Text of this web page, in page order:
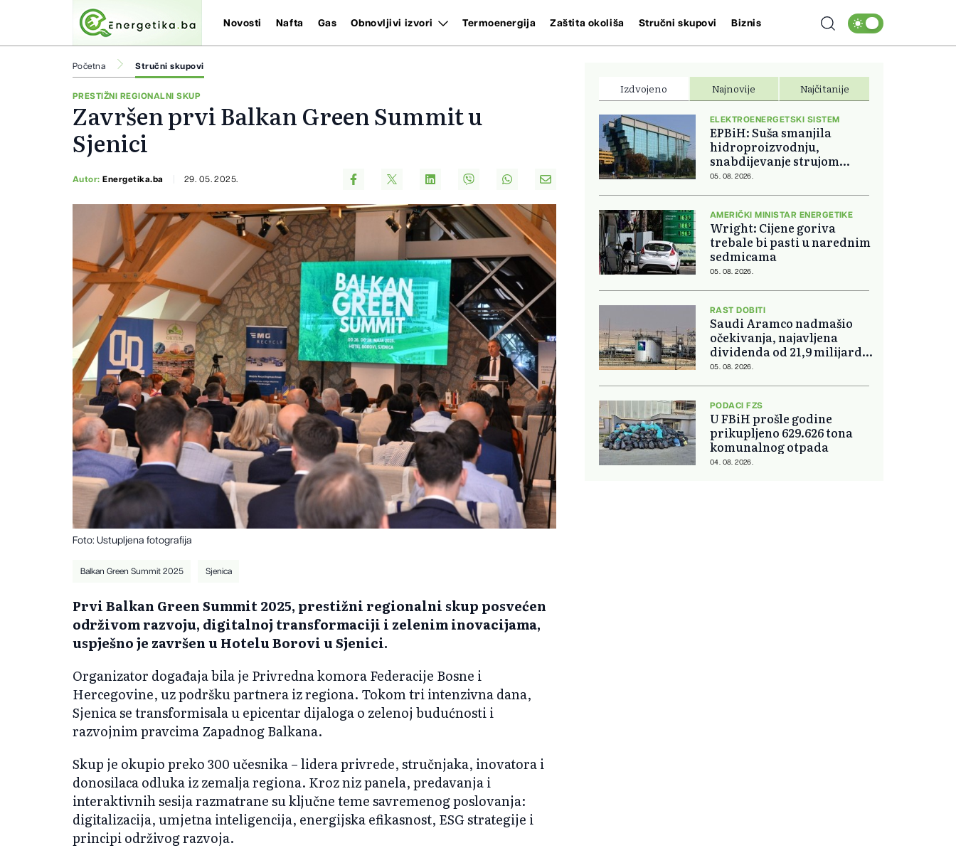
Novosti Nafta Gas Obnovljivi izvori Termoenergija Zaštita okoliša Stručni skupovi Biznis
Početna Stručni skupovi
PRESTIŽNI REGIONALNI SKUP
Završen prvi Balkan Green Summit u
Sjenici
Autor:Energetika.ba 29. 05. 2025.
Foto: Ustupljena fotografija
Balkan Green Summit 2025 Sjenica
Prvi Balkan Green Summit 2025, prestižni regionalni skup posvećen
održivom razvoju, digitalnoj transformaciji i zelenim inovacijama,
uspješno je završen u Hotelu Borovi u Sjenici.
Organizator događaja bila je Privredna komora Federacije Bosne i
Hercegovine, uz podršku partnera iz regiona. Tokom tri intenzivna dana,
Sjenica se transformisala u epicentar dijaloga o zelenoj budućnosti i
razvojnim pravcima Zapadnog Balkana.
Skup je okupio preko 300 učesnika – lidera privrede, stručnjaka, inovatora i
donosilaca odluka iz zemalja regiona. Kroz niz panela, predavanja i
interaktivnih sesija razmatrane su ključne teme savremenog poslovanja:
digitalizacija, umjetna inteligencija, energijska efikasnost, ESG strategije i
principi održivog razvoja.
Izdvojeno Najnovije Najčitanije
ELEKTROENERGETSKI SISTEM
EPBiH: Suša smanjila
hidroproizvodnju,
snabdijevanje strujom
ostaje stabilno
05. 08. 2026.
AMERIČKI MINISTAR ENERGETIKE
Wright: Cijene goriva
trebale bi pasti u narednim
sedmicama
05. 08. 2026.
RAST DOBITI
Saudi Aramco nadmašio
očekivanja, najavljena
dividenda od 21,9 milijardi
dolara
05. 08. 2026.
PODACI FZS
U FBiH prošle godine
prikupljeno 629.626 tona
komunalnog otpada
04. 08. 2026.